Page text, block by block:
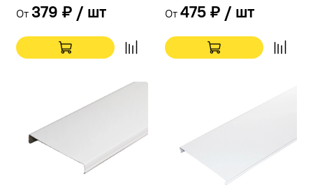
От 379 ₽ / шт
От 475 ₽ / шт